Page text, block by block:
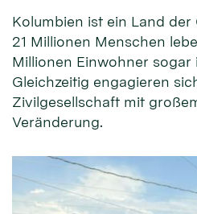
Kolumbien ist ein Land der
21 Millionen Menschen
Millionen Einwohner
Gleichzeitig engagieren
Zivilgesellschaft mit
Veränderung.